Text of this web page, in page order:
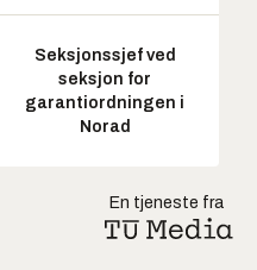
Seksjonssjef ved
seksjon for
garantiordningen i
Norad
En tjeneste fra